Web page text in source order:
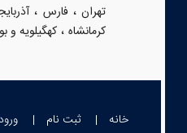
تهران ، فارس ،
کرمانشاه ،کهگیلویه و
خانه ثبت نام